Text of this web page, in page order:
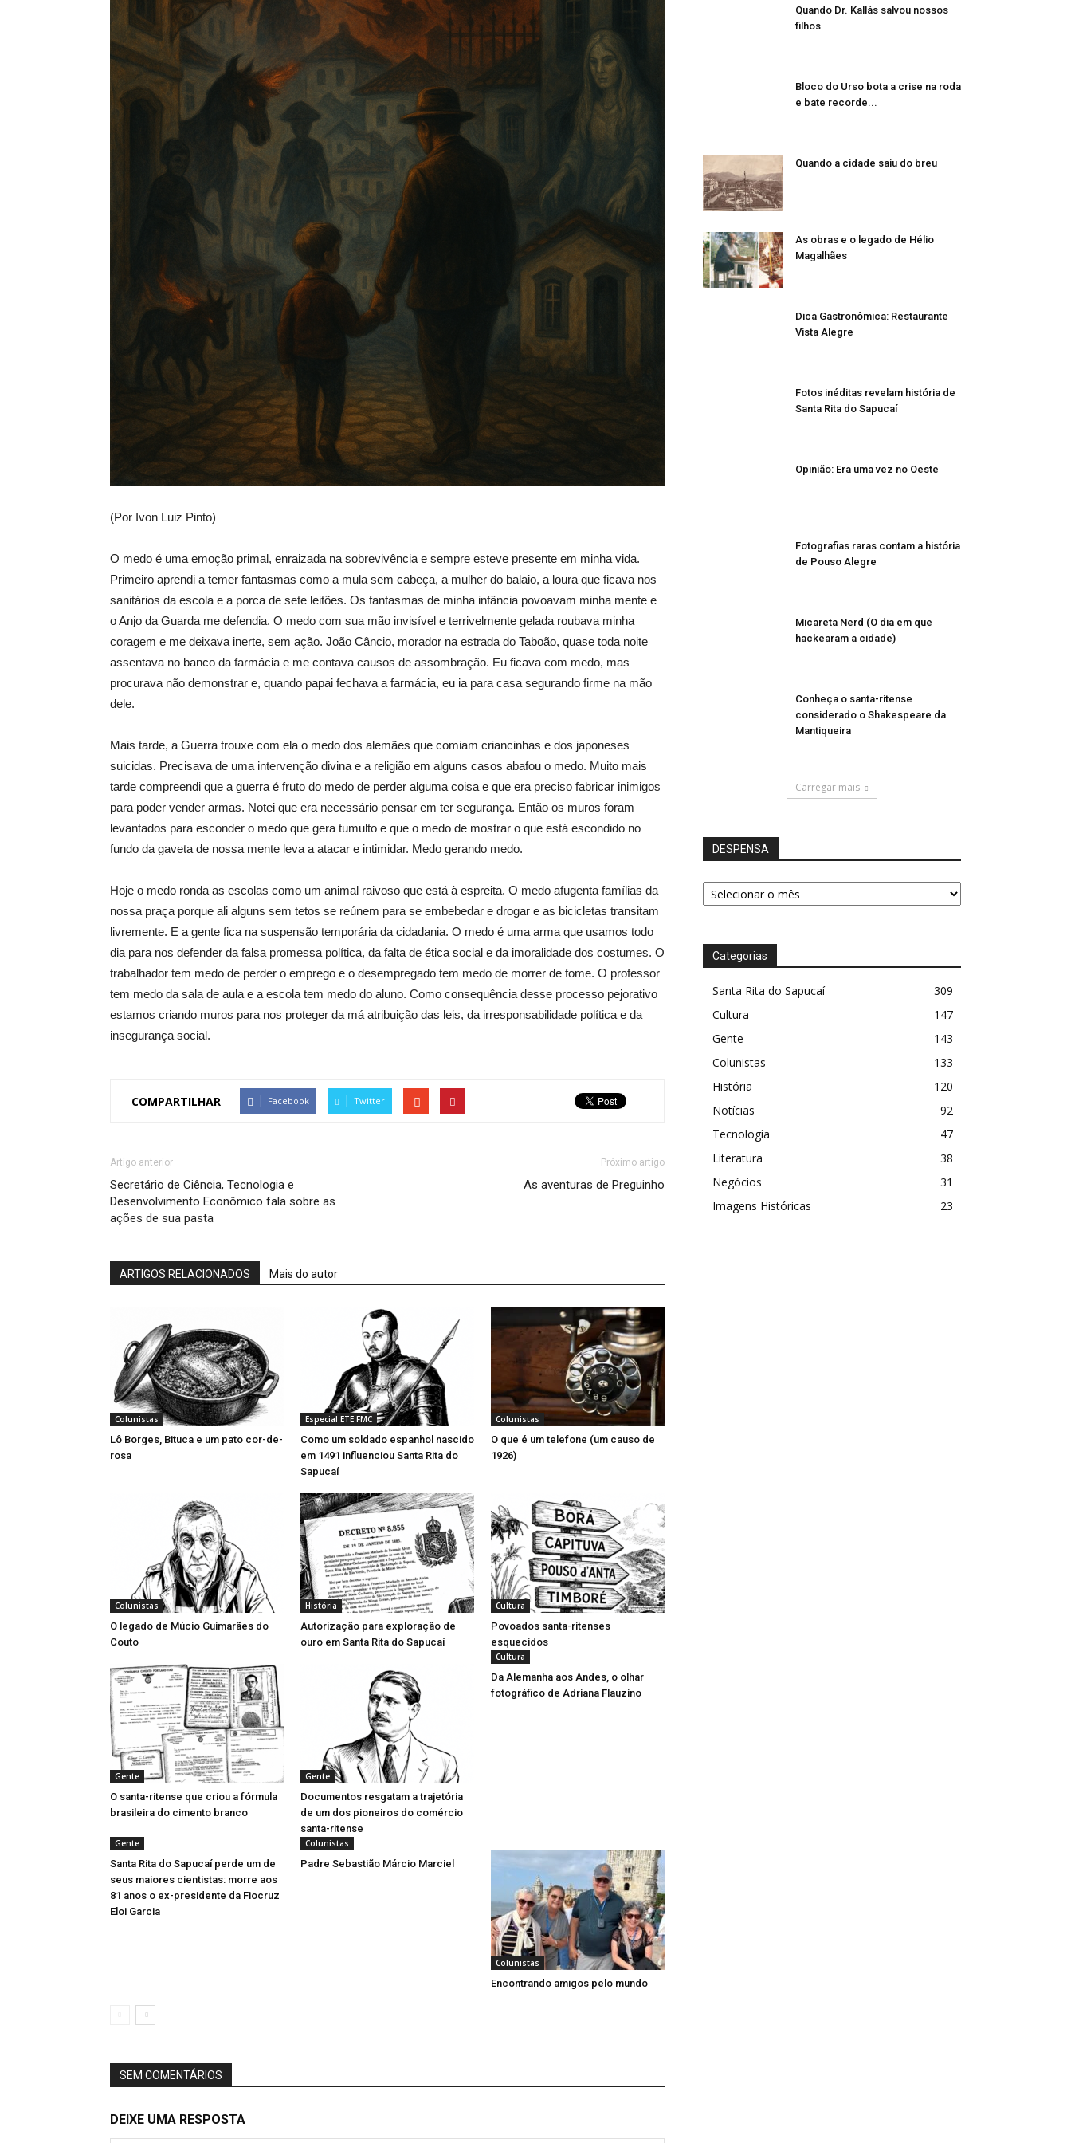
(Por Ivon Luiz Pinto)
O medo é uma emoção primal, enraizada na sobrevivência e sempre esteve presente em minha vida.
Primeiro aprendi a temer fantasmas como a mula sem cabeça, a mulher do balaio, a loura que ficava nos
sanitários da escola e a porca de sete leitões. Os fantasmas de minha infância povoavam minha mente e
o Anjo da Guarda me defendia. O medo com sua mão invisível e terrivelmente gelada roubava minha
coragem e me deixava inerte, sem ação. João Câncio, morador na estrada do Taboão, quase toda noite
assentava no banco da farmácia e me contava causos de assombração. Eu ficava com medo, mas
procurava não demonstrar e, quando papai fechava a farmácia, eu ia para casa segurando firme na mão
dele.
Mais tarde, a Guerra trouxe com ela o medo dos alemães que comiam criancinhas e dos japoneses
suicidas. Precisava de uma intervenção divina e a religião em alguns casos abafou o medo. Muito mais
tarde compreendi que a guerra é fruto do medo de perder alguma coisa e que era preciso fabricar inimigos
para poder vender armas. Notei que era necessário pensar em ter segurança. Então os muros foram
levantados para esconder o medo que gera tumulto e que o medo de mostrar o que está escondido no
fundo da gaveta de nossa mente leva a atacar e intimidar. Medo gerando medo.
Hoje o medo ronda as escolas como um animal raivoso que está à espreita. O medo afugenta famílias da
nossa praça porque ali alguns sem tetos se reúnem para se embebedar e drogar e as bicicletas transitam
livremente. E a gente fica na suspensão temporária da cidadania. O medo é uma arma que usamos todo
dia para nos defender da falsa promessa política, da falta de ética social e da imoralidade dos costumes. O
trabalhador tem medo de perder o emprego e o desempregado tem medo de morrer de fome. O professor
tem medo da sala de aula e a escola tem medo do aluno. Como consequência desse processo pejorativo
estamos criando muros para nos proteger da má atribuição das leis, da irresponsabilidade política e da
insegurança social.
COMPARTILHAR Facebook Twitter
Artigo anterior
Secretário de Ciência, Tecnologia e
Desenvolvimento Econômico fala sobre as
ações de sua pasta
Próximo artigo
As aventuras de Preguinho
ARTIGOS RELACIONADOS Mais do autor
Colunistas
Lô Borges, Bituca e um pato cor-de-
rosa
Especial ETE FMC
Como um soldado espanhol nascido
em 1491 influenciou Santa Rita do
Sapucaí
Colunistas
O que é um telefone (um causo de
1926)
Colunistas
O legado de Múcio Guimarães do
Couto
História
Autorização para exploração de
ouro em Santa Rita do Sapucaí
Cultura
Povoados santa-ritenses
esquecidos
Gente
O santa-ritense que criou a fórmula
brasileira do cimento branco
Gente
Documentos resgatam a trajetória
de um dos pioneiros do comércio
santa-ritense
Cultura
Da Alemanha aos Andes, o olhar
fotográfico de Adriana Flauzino
Gente
Santa Rita do Sapucaí perde um de
seus maiores cientistas: morre aos
81 anos o ex-presidente da Fiocruz
Eloi Garcia
Colunistas
Padre Sebastião Márcio Marciel
Colunistas
Encontrando amigos pelo mundo
SEM COMENTÁRIOS
DEIXE UMA RESPOSTA
Quando Dr. Kallás salvou nossos
filhos
Bloco do Urso bota a crise na roda
e bate recorde...
Quando a cidade saiu do breu
As obras e o legado de Hélio
Magalhães
Dica Gastronômica: Restaurante
Vista Alegre
Fotos inéditas revelam história de
Santa Rita do Sapucaí
Opinião: Era uma vez no Oeste
Fotografias raras contam a história
de Pouso Alegre
Micareta Nerd (O dia em que
hackearam a cidade)
Conheça o santa-ritense
considerado o Shakespeare da
Mantiqueira
Carregar mais
DESPENSA
DESPENSA
Categorias
Santa Rita do Sapucaí
309
Cultura
147
Gente
143
Colunistas
133
História
120
Notícias
92
Tecnologia
47
Literatura
38
Negócios
31
Imagens Históricas
23